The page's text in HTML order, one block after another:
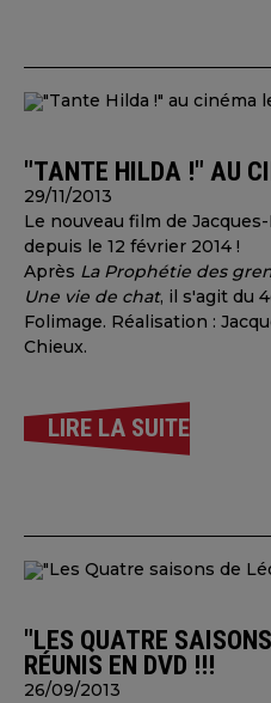
"TANTE HILDA !" AU
29/11/2013
Le nouveau film de
depuis le 12 février 2014 !
Après La Prophétie des
Une vie de chat, il s'agit du
Folimage. Réalisation :
Chieux.
LIRE LA SUITE
"LES QUATRE
RÉUNIS EN DVD !!!
26/09/2013